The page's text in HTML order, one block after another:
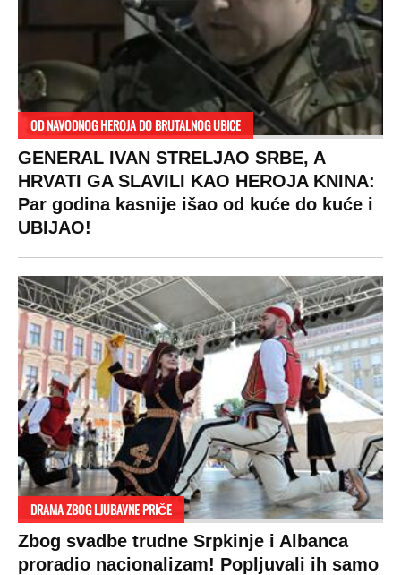
OD NAVODNOG HEROJA DO BRUTALNOG UBICE
GENERAL IVAN STRELJAO SRBE, A
HRVATI GA SLAVILI KAO HEROJA KNINA:
Par godina kasnije išao od kuće do kuće i
UBIJAO!
DRAMA ZBOG LJUBAVNE PRIČE
Zbog svadbe trudne Srpkinje i Albanca
proradio nacionalizam! Popljuvali ih samo